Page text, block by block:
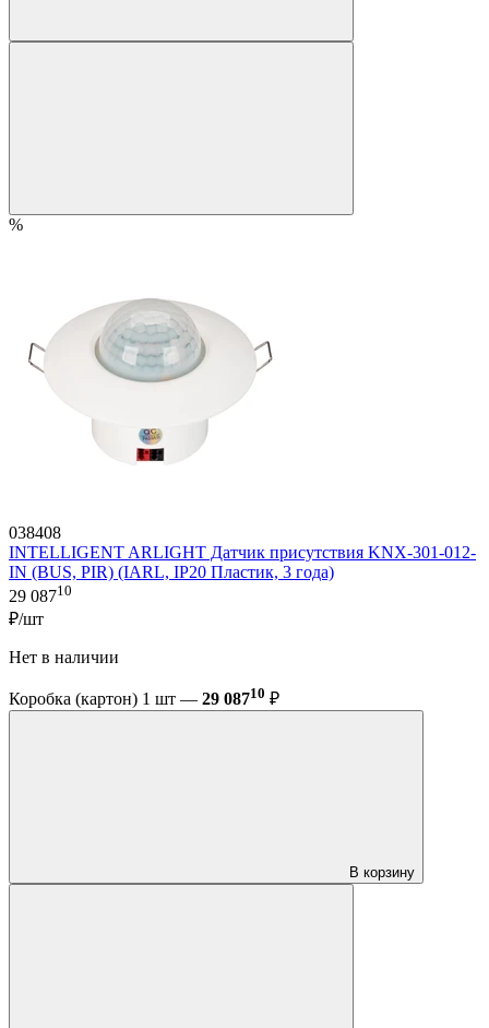
%
038408
INTELLIGENT ARLIGHT Датчик присутствия KNX-301-012-
IN (BUS, PIR) (IARL, IP20 Пластик, 3 года)
29 08710
₽/шт
Нет в наличии
Коробка (картон) 1 шт — 29 08710 ₽
В корзину